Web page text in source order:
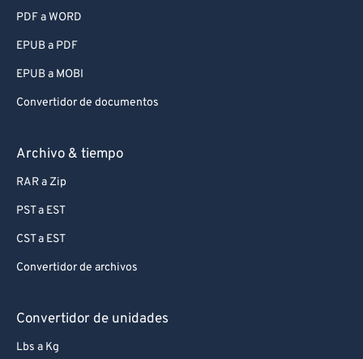
PDF a WORD
EPUB a PDF
EPUB a MOBI
Convertidor de documentos
Archivo & tiempo
RAR a Zip
PST a EST
CST a EST
Convertidor de archivos
Convertidor de unidades
Lbs a Kg